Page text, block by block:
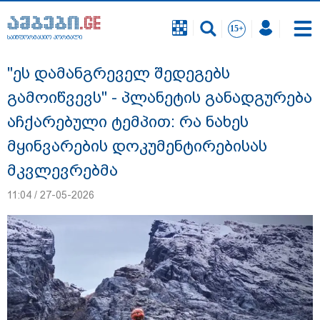
საინფორმაციო პორტალი
დაკავებულია 3 პირი, მათ შორის 2
არასრულწლოვანი - პოლიცია, თბილისში
კურიერზე ჯგუფურად ძალადობის საქმეზე
ინფორმაციას ავრცელებს
საინფორმაციო პორტალი
"ეს დამანგრეველ შედეგებს
გამოიწვევს" - პლანეტის განადგურება
აჩქარებული ტემპით: რა ნახეს
მყინვარების დოკუმენტირებისას
მკვლევრებმა
11:04 / 27-05-2026